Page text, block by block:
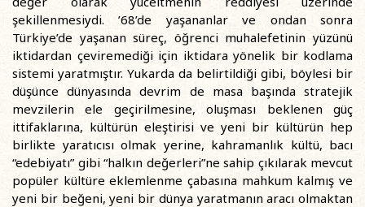
şekillenmesiydi. ’68’de yaşananlar ve ondan sonra
Türkiye’de yaşanan süreç, öğrenci muhalefetinin yüzünü
iktidardan çeviremediği için iktidara yönelik bir kodlama
sistemi yaratmıştır. Yukarda da belirtildiği gibi, böylesi bir
düşünce dünyasında devrim de masa başında stratejik
mevzilerin ele geçirilmesine, oluşması beklenen güç
ittifaklarına, kültürün eleştirisi ve yeni bir kültürün hep
birlikte yaratıcısı olmak yerine, kahramanlık kültü, bacı
“edebiyatı” gibi “halkın değerleri”ne sahip çıkılarak mevcut
popüler kültüre eklemlenme çabasına mahkum kalmış ve
yeni bir beğeni, yeni bir dünya yaratmanın aracı olmaktan